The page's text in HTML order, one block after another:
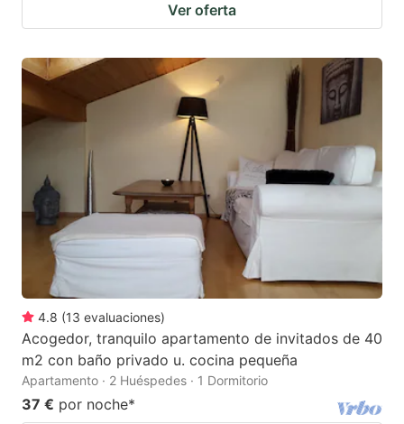
Ver oferta
4.8 (13 evaluaciones)
Acogedor, tranquilo apartamento de invitados de 40
m2 con baño privado u. cocina pequeña
Apartamento · 2 Huéspedes · 1 Dormitorio
37 € por noche*